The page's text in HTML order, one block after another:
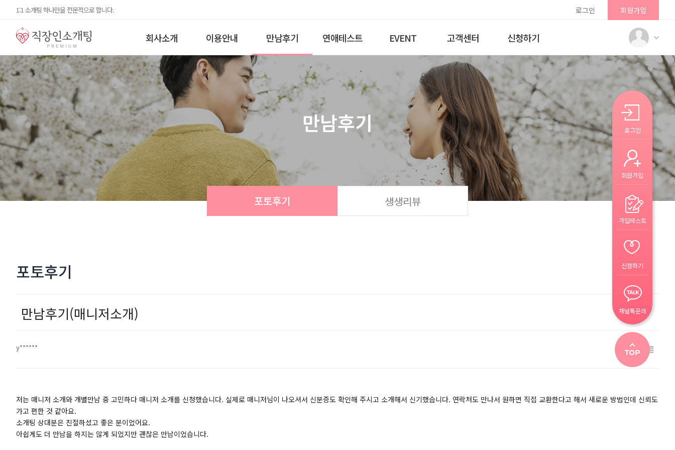
1:1 소개팅 하나만을 전문적으로 합니다. 로그인 회원가입
회사소개 이용안내 만남후기 연애테스트 EVENT 고객센터 신청하기
만남후기
포토후기 생생리뷰
포토후기
만남후기(매니저소개)
y******
저는 매니저 소개와 개별만남 중 고민하다 매니저 소개를 신청했습니다. 실제로 매니저님이 나오셔서 신분증도 확인해 주시고 소개해서 신기했습니다. 연락처도 만나서 원하면 직접 교환한다고 해서 새로운 방법인데 신뢰도
가고 편한 것 같아요.
소개팅 상대분은 친절하셨고 좋은 분이었어요.
아쉽게도 더 만남을 하지는 않게 되었지만 괜찮은 만남이었습니다.
로그인
회원가입
가입테스트
신청하기
채널톡문의